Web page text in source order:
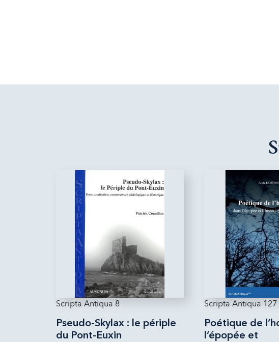
Scripta Antiqua 8
Pseudo-Skylax : le périple
du Pont-Euxin
Scripta Antiqua 127
Poétique de
l’épopée et